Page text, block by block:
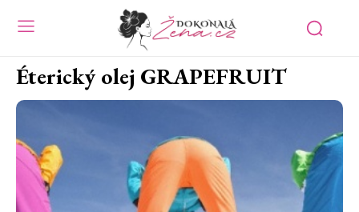
Éterický olej GRAPEFRUIT